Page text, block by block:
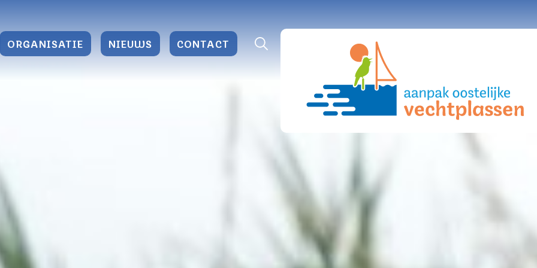
ORGANISATIE NIEUWS CONTACT